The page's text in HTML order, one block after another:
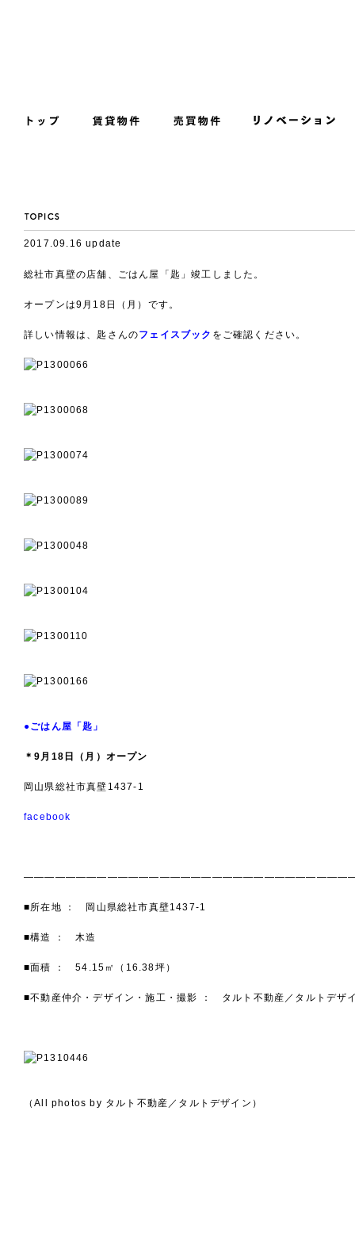
2017.09.16 update
総社市真壁の店舗、ごはん屋「匙」竣工しました。
オープンは9月18日（月）です。
詳しい情報は、匙さんのフェイスブック をご確認ください。
●ごはん屋「匙」
＊9月18日（月）オープン
岡山県総社市真壁1437-1
facebook
■所在地 ： 岡山県総社市真壁1437-1
■構造 ： 木造
■面積 ： 54.15㎡（16.38坪）
■不動産仲介・デザイン・施工・撮影 ： タルト不動産／タルトデザ
（All photos by タルト不動産／タルトデザイン）